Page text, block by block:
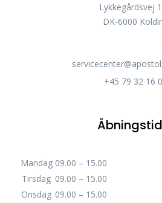
Lykkegårdsvej
DK-6000
+45 79 32 16
Mandag 09.00 – 15.00
Tirsdag 09.00 – 15.00
Onsdag 09.00 – 15.00